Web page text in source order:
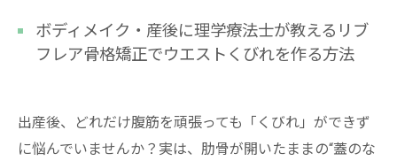
ボディメイク・産後に理学療法士が教えるリブ
フレア骨格矯正でウエストくびれを作る方法
出産後、どれだけ腹筋を頑張っても「くびれ」ができず
に悩んでいませんか？実は、肋骨が開いたままの“蓋のな